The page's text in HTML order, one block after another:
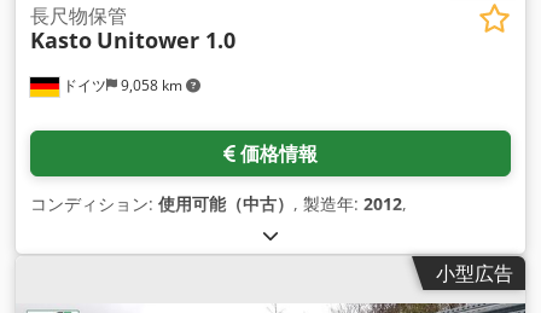
ドイツ 9,058 km
長尺物保管
Kasto Unitower 1.0
価格情報
コンディション: 使用可能（中古） , 製造年: 2012,
小型広告